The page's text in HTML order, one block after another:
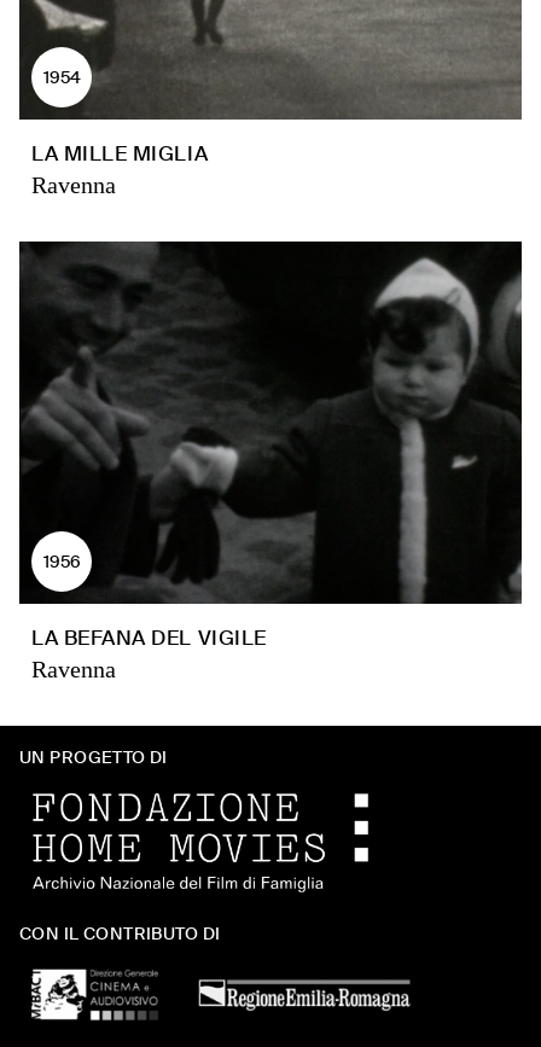
1954
LA MILLE MIGLIA
Ravenna
1956
LA BEFANA DEL VIGILE
Ravenna
UN PROGETTO DI
CON IL CONTRIBUTO DI